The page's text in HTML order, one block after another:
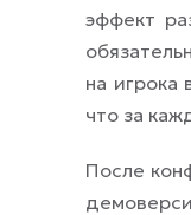
эффект
на игрока
что за
После